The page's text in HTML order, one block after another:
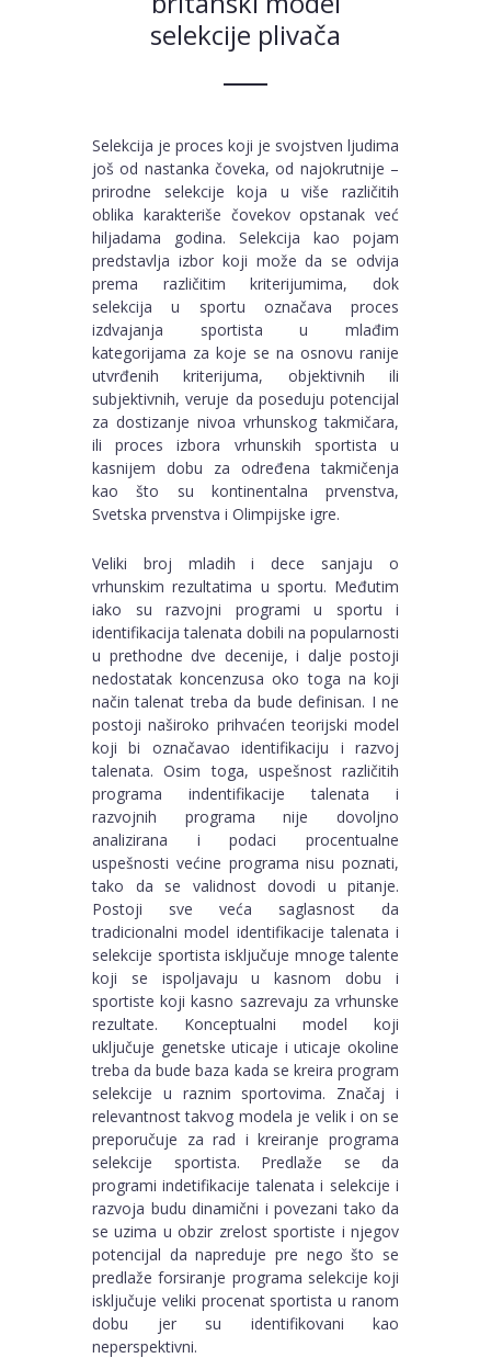
selekcije plivača
Selekcija je proces koji je svojstven ljudima
još od nastanka čoveka, od najokrutnije –
prirodne selekcije koja u više različitih
oblika karakteriše čovekov opstanak već
hiljadama godina. Selekcija kao pojam
predstavlja izbor koji može da se odvija
prema različitim kriterijumima, dok
selekcija u sportu označava proces
izdvajanja sportista u mlađim
kategorijama za koje se na osnovu ranije
utvrđenih kriterijuma, objektivnih ili
subjektivnih, veruje da poseduju potencijal
za dostizanje nivoa vrhunskog takmičara,
ili proces izbora vrhunskih sportista u
kasnijem dobu za određena takmičenja
kao što su kontinentalna prvenstva,
Svetska prvenstva i Olimpijske igre.
Veliki broj mladih i dece sanjaju o
vrhunskim rezultatima u sportu. Međutim
iako su razvojni programi u sportu i
identifikacija talenata dobili na popularnosti
u prethodne dve decenije, i dalje postoji
nedostatak koncenzusa oko toga na koji
način talenat treba da bude definisan. I ne
postoji naširoko prihvaćen teorijski model
koji bi označavao identifikaciju i razvoj
talenata. Osim toga, uspešnost različitih
programa indentifikacije talenata i
razvojnih programa nije dovoljno
analizirana i podaci procentualne
uspešnosti većine programa nisu poznati,
tako da se validnost dovodi u pitanje.
Postoji sve veća saglasnost da
tradicionalni model identifikacije talenata i
selekcije sportista isključuje mnoge talente
koji se ispoljavaju u kasnom dobu i
sportiste koji kasno sazrevaju za vrhunske
rezultate. Konceptualni model koji
uključuje genetske uticaje i uticaje okoline
treba da bude baza kada se kreira program
selekcije u raznim sportovima. Značaj i
relevantnost takvog modela je velik i on se
preporučuje za rad i kreiranje programa
selekcije sportista. Predlaže se da
programi indetifikacije talenata i selekcije i
razvoja budu dinamični i povezani tako da
se uzima u obzir zrelost sportiste i njegov
potencijal da napreduje pre nego što se
predlaže forsiranje programa selekcije koji
isključuje veliki procenat sportista u ranom
dobu jer su identifikovani kao
neperspektivni.